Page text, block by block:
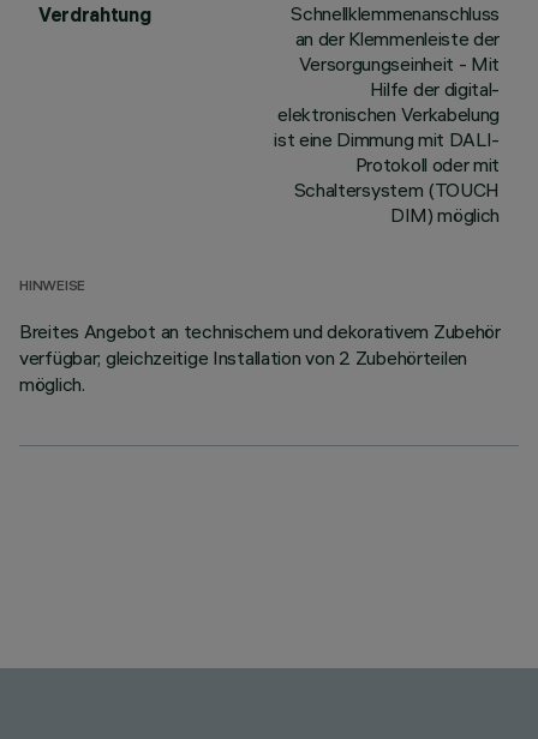
Verdrahtung
Schnellklemmenanschluss
an der Klemmenleiste der
Versorgungseinheit - Mit
Hilfe der digital-
elektronischen Verkabelung
ist eine Dimmung mit DALI-
Protokoll oder mit
Schaltersystem (TOUCH
DIM) möglich
HINWEISE
Breites Angebot an technischem und dekorativem Zubehör
verfügbar; gleichzeitige Installation von 2 Zubehörteilen
möglich.